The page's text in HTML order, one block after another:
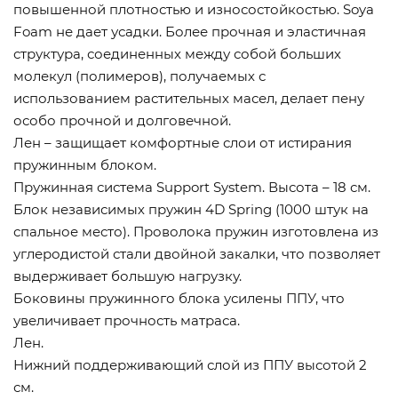
повышенной плотностью и износостойкостью. Soya
Foam не дает усадки. Более прочная и эластичная
структура, соединенных между собой больших
молекул (полимеров), получаемых с
использованием растительных масел, делает пену
особо прочной и долговечной.
Лен – защищает комфортные слои от истирания
пружинным блоком.
Пружинная система Support System. Высота – 18 см.
Блок независимых пружин 4D Spring (1000 штук на
спальное место). Проволока пружин изготовлена из
углеродистой стали двойной закалки, что позволяет
выдерживает большую нагрузку.
Боковины пружинного блока усилены ППУ, что
увеличивает прочность матраса.
Лен.
Нижний поддерживающий слой из ППУ высотой 2
см.